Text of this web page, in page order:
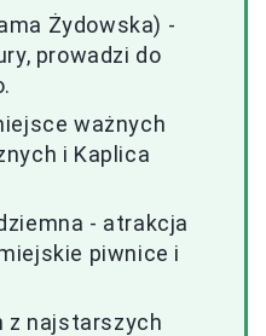
Żydowska) -
prowadzi do
ważnych
i Kaplica
- atrakcja
piwnice i
z najstarszych